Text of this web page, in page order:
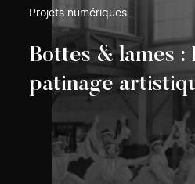
Projets numériques
Bottes & lames :
patinage